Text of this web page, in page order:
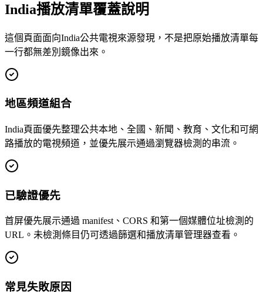
India播放清單覆蓋說明
這個頁面面向India公共電視來源發現，不是把原始播放清單每
一行都無差別鏡像出來。
地區頻道組合
India頁面優先整理公共本地、全國、新聞、教育、文化和可網
路播放的電視頻道，並優先展示通過瀏覽器檢測的串流。
已驗證優先
首屏優先展示通過 manifest、CORS 和第一個媒體位址檢測的
URL。未檢測條目仍可透過篩選和播放清單管理器查看。
常見失敗原因